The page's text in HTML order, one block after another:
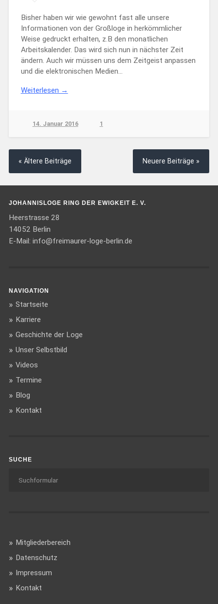
Bisher haben wir wie gewohnt fast alle unsere
Informationen von der Großloge in herkömmlicher
Weise gedruckt erhalten, z.B den monatlichen
Arbeitskalender. Das wird sich nun in nächster Zeit
ändern. Auch wir müssen uns dem Zeitgeist anpassen
und die elektronischen Medien…
Weiterlesen →
14. Januar 2016 1
« Ältere Beiträge Neuere Beiträge »
JOHANNISLOGE RING DER EWIGKEIT E. V.
Heerstrasse 28
14052 Berlin
E-Mail: info@freimaurer-loge-berlin.de
NAVIGATION
Startseite
Karriere
Geschichte der Loge
Unser Selbstbild
Videos
Termine
Blog
Kontakt
SUCHE
Mitgliederbereich
Datenschutz
Impressum
Kontakt